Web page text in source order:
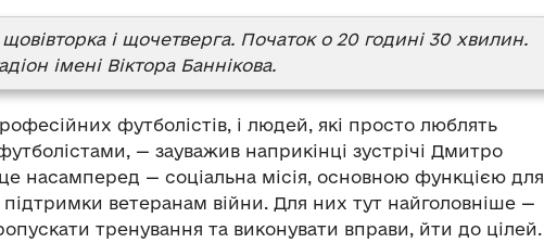
і щочетверга. Початок о 20 годині 30 хвилин.
імені Віктора Баннікова.
футболістів, і людей, які просто люблять
— зауважив наприкінці зустрічі Дмитро
насамперед — соціальна місія, основною функцією для
ветеранам війни. Для них тут найголовніше —
тренування та виконувати вправи, йти до цілей.